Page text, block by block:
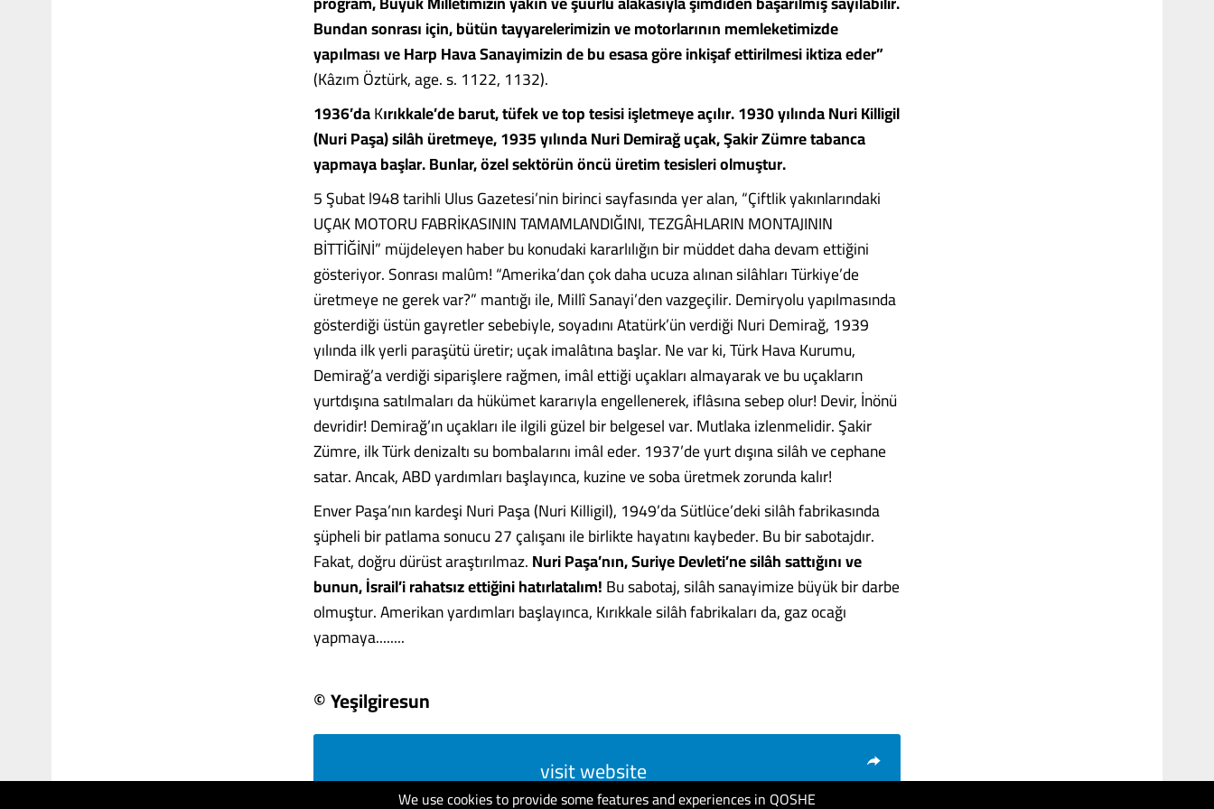
We use cookies to provide some features and experiences in QOSHE
Bundan sonrası için, bütün tayyarelerimizin ve motorlarının memleketimizde
yapılması ve Harp Hava Sanayimizin de bu esasa göre inkişaf ettirilmesi iktiza eder”
(Kâzım Öztürk, age. s. 1122, 1132).
1936’daKırıkkale’de barut, tüfek ve top tesisi işletmeye açılır. 1930 yılında Nuri Killigil
(Nuri Paşa) silâh üretmeye, 1935 yılında Nuri Demirağ uçak, Şakir Zümre tabanca
yapmaya başlar. Bunlar, özel sektörün öncü üretim tesisleri olmuştur.
5 Şubat l948 tarihli Ulus Gazetesi’nin birinci sayfasında yer alan, “Çiftlik yakınlarındaki
UÇAK MOTORU FABRİKASININ TAMAMLANDIĞINI, TEZGÂHLARIN MONTAJININ
BİTTİĞİNİ” müjdeleyen haber bu konudaki kararlılığın bir müddet daha devam ettiğini
gösteriyor. Sonrası malûm! “Amerika’dan çok daha ucuza alınan silâhları Türkiye’de
üretmeye ne gerek var?” mantığı ile, Millî Sanayi’den vazgeçilir. Demiryolu yapılmasında
gösterdiği üstün gayretler sebebiyle, soyadını Atatürk’ün verdiği Nuri Demirağ, 1939
yılında ilk yerli paraşütü üretir; uçak imalâtına başlar. Ne var ki, Türk Hava Kurumu,
Demirağ’a verdiği siparişlere rağmen, imâl ettiği uçakları almayarak ve bu uçakların
yurtdışına satılmaları da hükümet kararıyla engellenerek, iflâsına sebep olur! Devir, İnönü
devridir! Demirağ’ın uçakları ile ilgili güzel bir belgesel var. Mutlaka izlenmelidir. Şakir
Zümre, ilk Türk denizaltı su bombalarını imâl eder. 1937’de yurt dışına silâh ve cephane
satar. Ancak, ABD yardımları başlayınca, kuzine ve soba üretmek zorunda kalır!
Enver Paşa’nın kardeşi Nuri Paşa (Nuri Killigil), 1949’da Sütlüce’deki silâh fabrikasında
şüpheli bir patlama sonucu 27 çalışanı ile birlikte hayatını kaybeder. Bu bir sabotajdır.
Fakat, doğru dürüst araştırılmaz.Nuri Paşa’nın, Suriye Devleti’ne silâh sattığını ve
bunun, İsrail’i rahatsız ettiğini hatırlatalım!Bu sabotaj, silâh sanayimize büyük bir darbe
olmuştur. Amerikan yardımları başlayınca, Kırıkkale silâh fabrikaları da, gaz ocağı
yapmaya........
© Yeşilgiresun
visit website